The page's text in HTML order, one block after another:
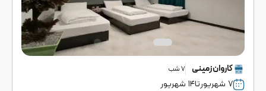
کاروانزمینی 7شب
۷ شهریور تا۱۴ شهریور